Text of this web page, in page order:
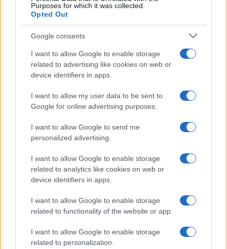
Purposes for which it was collected.
Opted Out
Google consents
I want to allow Google to enable storage
related to advertising like cookies on web or
device identifiers in apps.
I want to allow my user data to be sent to
Google for online advertising purposes.
I want to allow Google to send me
personalized advertising.
I want to allow Google to enable storage
related to analytics like cookies on web or
device identifiers in apps.
I want to allow Google to enable storage
related to functionality of the website or app.
I want to allow Google to enable storage
related to personalization.
Schema pratico riutilizzabile
Per mettere in pratica il percorso:
Pausa fermare, separare, timer breve.
Ascoltonominare emozioni, frasi guida, sintesi
Mediazione due proposte, rispetto dei turni,
scelta equa.
regola positiva, visibile, verifica rapida.
litigio da minaccia aopportunità educativa. La casa
diventa un laboratorio direlazionidove ciascuno
quelli altrui e costruire soluzioni che durano nel